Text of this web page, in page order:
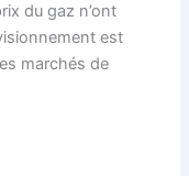
du gaz n’ont
est
marchés de